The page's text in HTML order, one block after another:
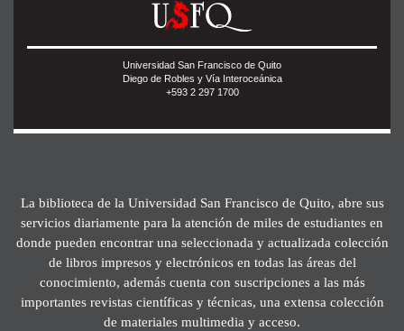
Universidad San Francisco de Quito
Diego de Robles y Vía Interoceánica
+593 2 297 1700
La biblioteca de la Universidad San Francisco de Quito, abre sus
servicios diariamente para la atención de miles de estudiantes en
donde pueden encontrar una seleccionada y actualizada colección
de libros impresos y electrónicos en todas las áreas del
conocimiento, además cuenta con suscripciones a las más
importantes revistas científicas y técnicas, una extensa colección
de materiales multimedia y acceso.